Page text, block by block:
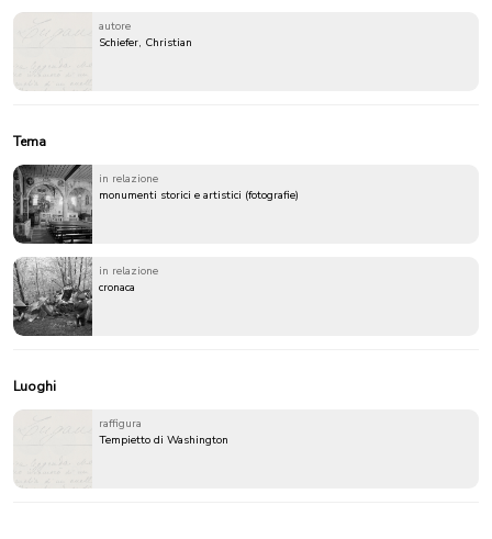
autore
Schiefer, Christian
Tema
in relazione
monumenti storici e artistici (fotografie)
in relazione
cronaca
Luoghi
raffigura
Tempietto di Washington